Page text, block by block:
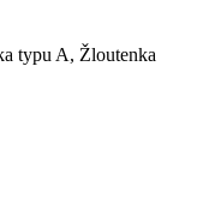
typu A, Žloutenka